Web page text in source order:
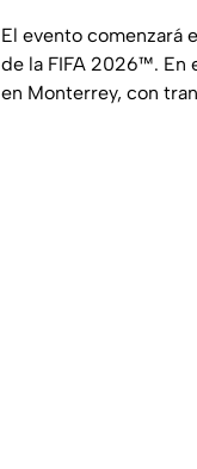
El evento comenzará
de la FIFA 2026™. En
en Monterrey, con